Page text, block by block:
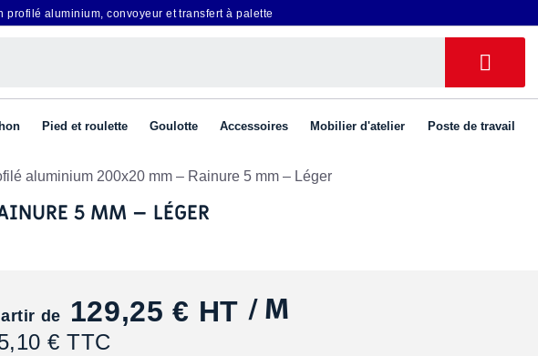
aluminium, convoyeur et transfert à palette
Pied et roulette Goulotte Accessoires Mobilier d'atelier Poste de travail
aluminium 200x20 mm – Rainure 5 mm – Léger
5 MM – LÉGER
de 129,25 € HT / M
€ TTC